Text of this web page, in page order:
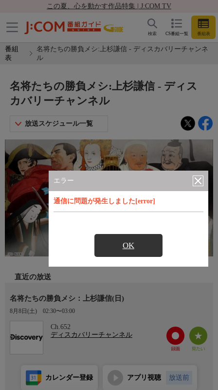
この夏、心を動かす作品特集 | J:COM TV
CS番組一覧 番組表
検索
番組
表
名将たちの勝負メシ:上杉謙信 - ディスカバリーチャンネ
ル
エラー
通信に問題が発生しました[error]
OK
名将たちの勝負メシ:上杉謙信 - ディス
カバリーチャンネル
放送スケジュール一覧
直近の放送
名将たちの勝負メシ：上杉謙信(日)
8月8日(土) 02:30〜03:00
Ch.652
ディスカバリーチャンネル
カレンダー登録 アプリ視聴 放送前